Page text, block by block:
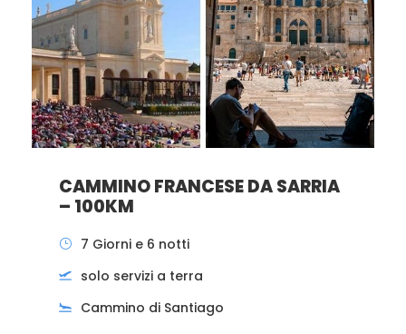
CAMMINO FRANCESE DA SARRIA
– 100KM
7 Giorni e 6 notti
solo servizi a terra
Cammino di Santiago